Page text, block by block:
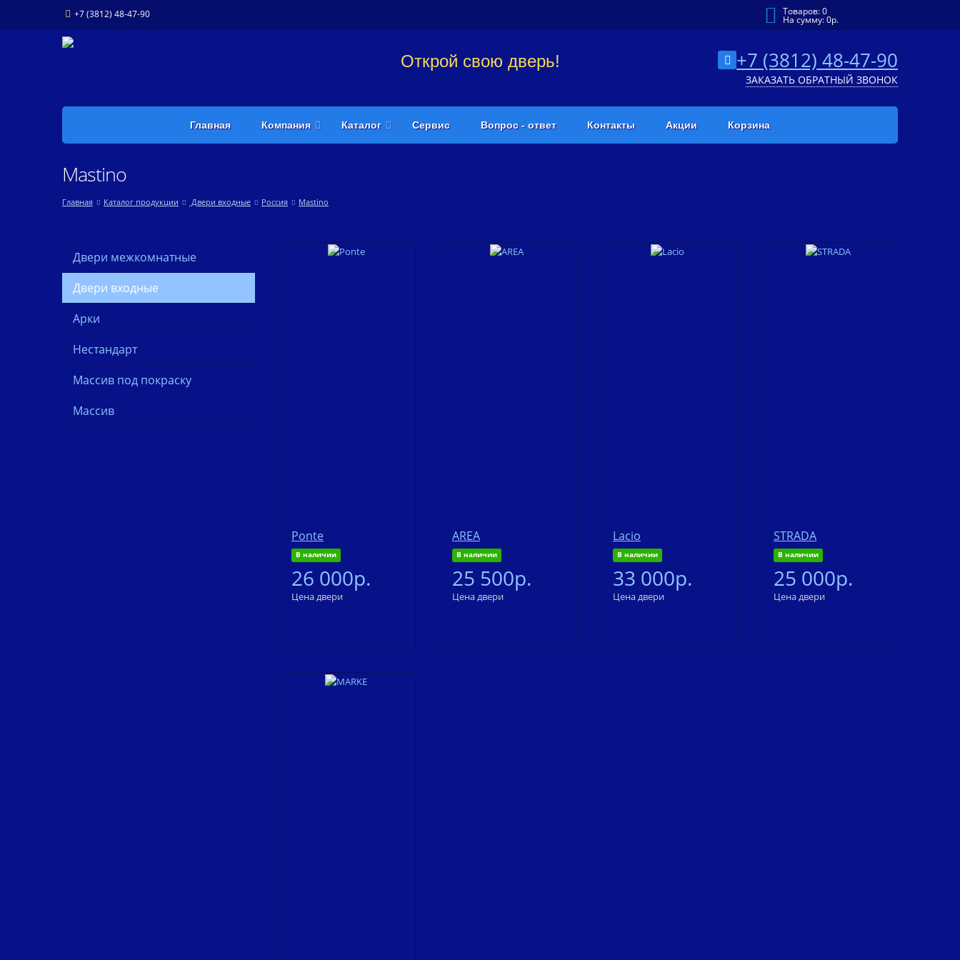
+7 (3812) 48-47-90 Товаров:0
На сумму:0р.
Открой свою дверь! +7 (3812) 48-47-90
ЗАКАЗАТЬ ОБРАТНЫЙ ЗВОНОК
Главная Компания Каталог Сервис Вопрос - ответ Контакты Акции Корзина
Mastino
Главная Каталог продукции Двери входные Россия Mastino
Двери межкомнатные
Двери входные
Арки
Нестандарт
Массив под покраску
Массив
Ponte
В наличии
26 000р.
Цена двери
AREA
В наличии
25 500р.
Цена двери
Lacio
В наличии
33 000р.
Цена двери
STRADA
В наличии
25 000р.
Цена двери